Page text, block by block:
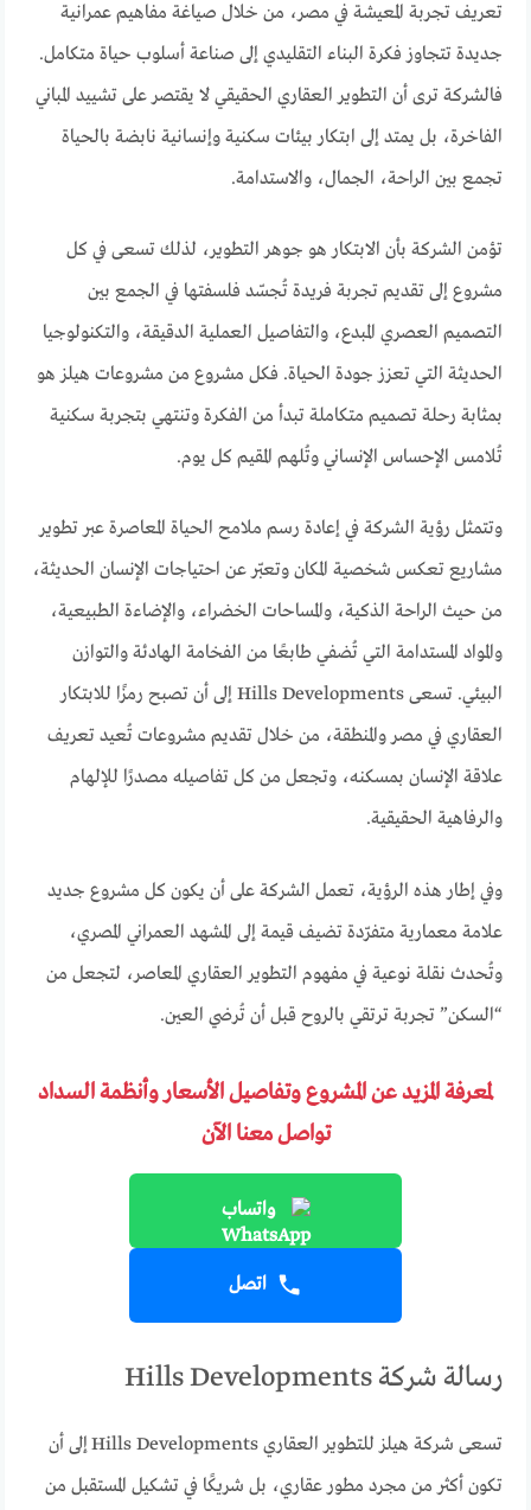
تعريف تجربة المعيشة في مصر، من خلال صياغة مفاهيم عمرانية
جديدة تتجاوز فكرة البناء التقليدي إلى صناعة أسلوب حياة متكامل.
فالشركة ترى أن التطوير العقاري الحقيقي لا يقتصر على تشييد المباني
الفاخرة، بل يمتد إلى ابتكار بيئات سكنية وإنسانية نابضة بالحياة
تجمع بين الراحة، الجمال، والاستدامة.
تؤمن الشركة بأن الابتكار هو جوهر التطوير، لذلك تسعى في كل
مشروع إلى تقديم تجربة فريدة تُجسّد فلسفتها في الجمع بين
التصميم العصري المبدع، والتفاصيل العملية الدقيقة، والتكنولوجيا
الحديثة التي تعزز جودة الحياة. فكل مشروع من مشروعات هيلز هو
بمثابة رحلة تصميم متكاملة تبدأ من الفكرة وتنتهي بتجربة سكنية
تُلامس الإحساس الإنساني وتُلهم المقيم كل يوم.
وتتمثل رؤية الشركة في إعادة رسم ملامح الحياة المعاصرة عبر تطوير
مشاريع تعكس شخصية المكان وتعبّر عن احتياجات الإنسان الحديثة،
من حيث الراحة الذكية، والمساحات الخضراء، والإضاءة الطبيعية،
والمواد المستدامة التي تُضفي طابعًا من الفخامة الهادئة والتوازن
البيئي. تسعى Hills Developments إلى أن تصبح رمزًا للابتكار
العقاري في مصر والمنطقة، من خلال تقديم مشروعات تُعيد تعريف
علاقة الإنسان بمسكنه، وتجعل من كل تفاصيله مصدرًا للإلهام
والرفاهية الحقيقية.
وفي إطار هذه الرؤية، تعمل الشركة على أن يكون كل مشروع جديد
علامة معمارية متفرّدة تضيف قيمة إلى المشهد العمراني المصري،
وتُحدث نقلة نوعية في مفهوم التطوير العقاري المعاصر، لتجعل من
“السكن” تجربة ترتقي بالروح قبل أن تُرضي العين.
لمعرفة المزيد عن المشروع وتفاصيل الأسعار وأنظمة السداد
تواصل معنا الآن
واتساب
اتصل
رسالة شركة Hills Developments
تسعى شركة هيلز للتطوير العقاري Hills Developments إلى أن
تكون أكثر من مجرد مطور عقاري، بل شريكًا في تشكيل المستقبل من